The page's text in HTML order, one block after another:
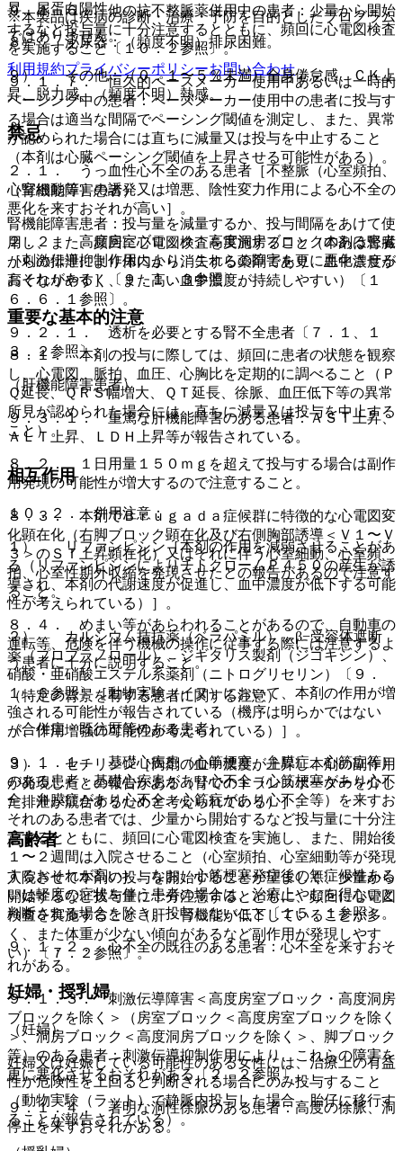
９．１．６． 他の抗不整脈薬併用中の患者：少量から開始
するなど投与量に十分注意するとともに、頻回に心電図検査
を実施すること〔１０．２参照〕。
９．１．７． 恒久的ペースメーカー使用中あるいは一時的
ペーシング中の患者：ペースメーカー使用中の患者に投与す
る場合は適当な間隔でペーシング閾値を測定し、また、異常
が認められた場合には直ちに減量又は投与を中止すること
（本剤は心臓ペーシング閾値を上昇させる可能性がある）。
（腎機能障害患者）
腎機能障害患者：投与量を減量するか、投与間隔をあけて使
用し、また、頻回に心電図検査を実施すること（本剤は腎臓
からの排泄により体内から消失する薬剤であり、血中濃度が
高くなりやすく、また高い血中濃度が持続しやすい）〔１
６．６．１参照〕。
９．２．１． 透析を必要とする腎不全患者〔７．１、１
３．２参照〕。
（肝機能障害患者）
９．３．１． 重篤な肝機能障害のある患者：ＡＳＴ上昇、
ＡＬＴ上昇、ＬＤＨ上昇等が報告されている。
相互作用
１０．２． 併用注意：
１）． リファンピシン［本剤の作用を減弱させることがあ
る（リファンピシンによりチトクロームＰ４５０の産生が誘
導され、本剤の代謝速度が促進し、血中濃度が低下する可能
性が考えられている）］。
２）． カルシウム拮抗薬（ベラパミル）、β−受容体遮断
薬（プロプラノロール）、ジギタリス製剤（ジゴキシン）、
硝酸・亜硝酸エステル系薬剤（ニトログリセリン）〔９．
１．６参照〕［動物実験（イヌ）において、本剤の作用が増
強される可能性が報告されている（機序は明らかではない
が、作用増強の可能性が考えられている）］。
３）． セチリジン［両剤の血中濃度が上昇し本剤の副作用
が発現したとの報告がある（腎でのトランスポーターを介し
た排泄が競合するためと考えられている）］。
高齢者
入院させて本剤の投与を開始することが望ましく、少量から
開始するなど投与量に十分注意するとともに、頻回に心電図
検査を実施すること（肝・腎機能が低下していることが多
く、また体重が少ない傾向があるなど副作用が発現しやす
い）〔７．２参照〕。
妊婦・授乳婦
（妊婦）
妊婦又は妊娠している可能性のある女性には、治療上の有益
性が危険性を上回ると判断される場合にのみ投与すること
（動物実験（ラット）で静脈内投与した場合、胎仔に移行す
ることが報告されている）。
昇、尿蛋白陽性。
８）． 泌尿器：（頻度不明）排尿困難。
９）． その他：（０．１〜５％未満）全身倦怠感、ＣＫ上
昇、脱力感、（頻度不明）熱感。
禁忌
２．１． うっ血性心不全のある患者［不整脈（心室頻拍、
心室細動等）の誘発又は増悪、陰性変力作用による心不全の
悪化を来すおそれが高い］。
２．２． 高度房室ブロック、高度洞房ブロックのある患者
［刺激伝導抑制作用により、これらの障害を更に悪化させる
おそれがある］〔９．１．３参照〕。
重要な基本的注意
８．１． 本剤の投与に際しては、頻回に患者の状態を観察
し、心電図、脈拍、血圧、心胸比を定期的に調べること（Ｐ
Ｑ延長、ＱＲＳ幅増大、ＱＴ延長、徐脈、血圧低下等の異常
所見が認められた場合には、直ちに減量又は投与を中止する
こと）。
８．２． １日用量１５０ｍｇを超えて投与する場合は副作
用発現の可能性が増大するので注意すること。
８．３． 本剤でＢｒｕｇａｄａ症候群に特徴的な心電図変
化顕在化（右脚ブロック顕在化及び右側胸部誘導＜Ｖ１〜Ｖ
３＞のＳＴ上昇顕在化）又はそれに伴う心室細動、心室頻
拍、心室性期外収縮を発現させたとの報告があるので注意す
ること。
８．４． めまい等があらわれることがあるので、自動車の
運転等、危険を伴う機械の操作に従事する際には注意するよ
う患者に十分に説明すること。
（特定の背景を有する患者に関する注意）
（合併症・既往歴等のある患者）
９．１．１． 基礎心疾患（心筋梗塞、弁膜症、心筋症等）
のある患者：基礎心疾患があり心不全（心筋梗塞があり心不
全、弁膜症があり心不全、心筋症があり心不全等）を来すお
それのある患者では、少量から開始するなど投与量に十分注
意するとともに、頻回に心電図検査を実施し、また、開始後
１〜２週間は入院させること（心室頻拍、心室細動等が発現
するおそれが高い）。なお、心筋梗塞発症後の無症候性ある
いは軽度の症状を伴う患者の場合は、治療上やむを得ないと
判断される場合を除き、投与しないこと〔１５．１参照〕。
９．１．２． 心不全の既往のある患者：心不全を来すおそ
れがある。
９．１．３． 刺激伝導障害＜高度房室ブロック・高度洞房
ブロックを除く＞（房室ブロック＜高度房室ブロックを除く
＞、洞房ブロック＜高度洞房ブロックを除く＞、脚ブロック
等）のある患者：刺激伝導抑制作用により、これらの障害を
更に悪化させるおそれがある〔２．２参照〕。
９．１．４． 著明な洞性徐脈のある患者：高度の徐脈、洞
停止を来すおそれがある。
※本製品は疾病の診断・治療・予防を目的としたプログラム
ではありません。
利用規約プライバシーポリシーお問い合わせ